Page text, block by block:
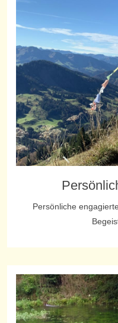
Persönliche